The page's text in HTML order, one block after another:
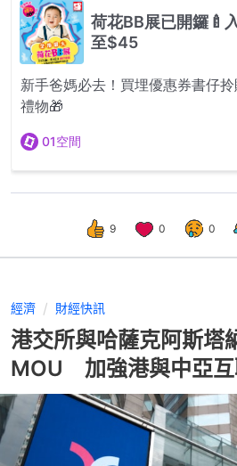
9 0 0
經濟 財經快訊
港交所與哈薩克阿斯塔
MOU 加強港與中亞互